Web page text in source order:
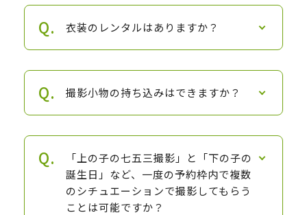
衣装のレンタルはありますか？
撮影小物の持ち込みはできますか？
「上の子の七五三撮影」と「下の子の
誕生日」など、一度の予約枠内で複数
のシチュエーションで撮影してもらう
ことは可能ですか？